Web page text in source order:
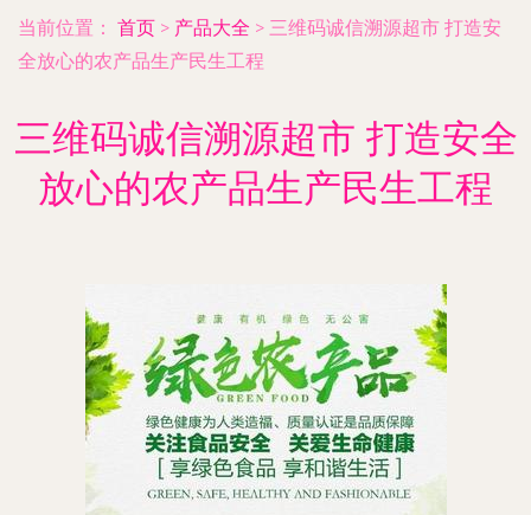
当前位置： 首页 > 产品大全 > 三维码诚信溯源超市 打造安
全放心的农产品生产民生工程
三维码诚信溯源超市 打造安全
放心的农产品生产民生工程